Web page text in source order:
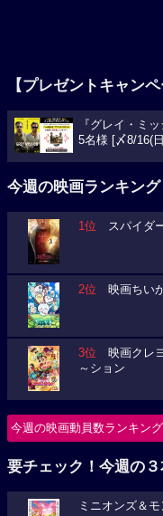
【プレゼントキャンペ
『グレイ・ミ
5名様 [〆8/16(
今週の映画ランキング
1位 スパイダ
2位 映画ちい
3位 映画クレ
～ション
今週の映画動員数ランキング
要チェック！今週の
ミニオンズ＆